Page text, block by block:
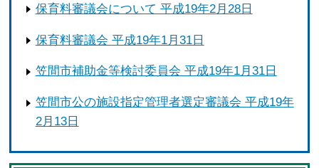
保育料審議会について 平成19年2月28日
保育料審議会 平成19年1月31日
笠間市補助金等検討委員会 平成19年1月31日
笠間市公の施設指定管理者選定審議会 平成19年
2月13日